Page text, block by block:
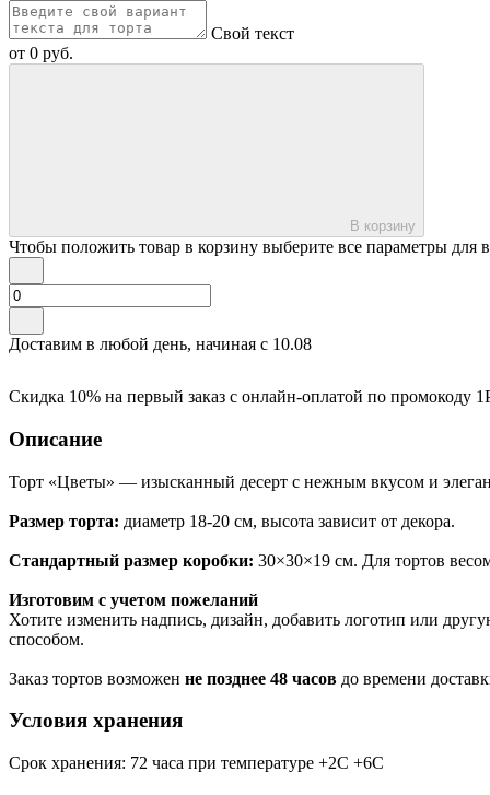
Свой текст
от 0 руб.
В корзину
Чтобы положить товар в корзину выберите все параметры для
Доставим в любой день, начиная с 10.08
Скидка 10% на первый заказ с онлайн-оплатой по промокоду
Описание
Торт «Цветы» — изысканный десерт с нежным вкусом и
Размер торта: диаметр 18-20 см, высота зависит от декора.
Стандартный размер коробки: 30×30×19 см. Для тортов
Изготовим с учетом пожеланий
Хотите изменить надпись, дизайн, добавить логотип или
способом.
Заказ тортов возможен не позднее 48 часов до времени
Условия хранения
Срок хранения: 72 часа при температуре +2С +6С